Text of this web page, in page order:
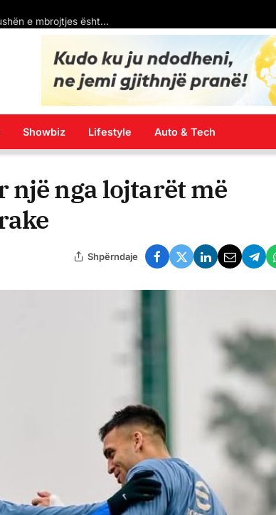
Showbiz Lifestyle Auto & Tech
nga lojtarët më
Shpërndaje